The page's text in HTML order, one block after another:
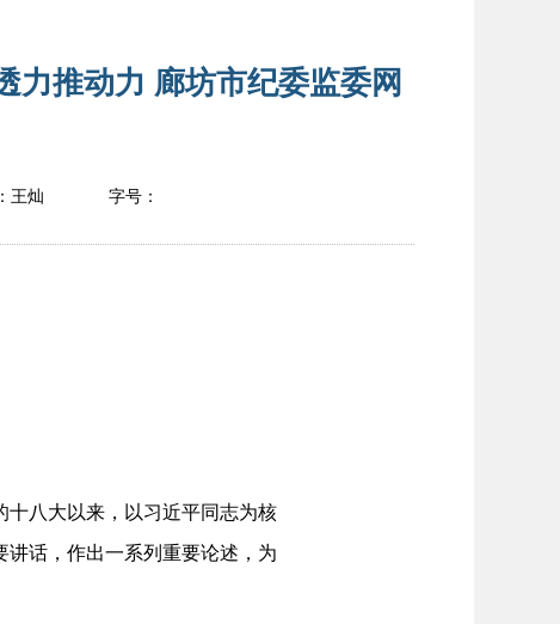
力推动力 廊坊市纪委监委网
王灿 字号：
八大以来，以习近平同志为核
话，作出一系列重要论述，为